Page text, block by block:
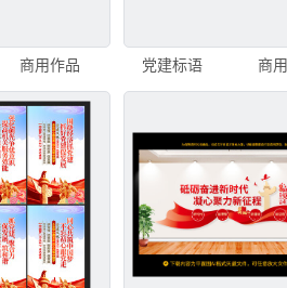
商用作品 党建标语 商